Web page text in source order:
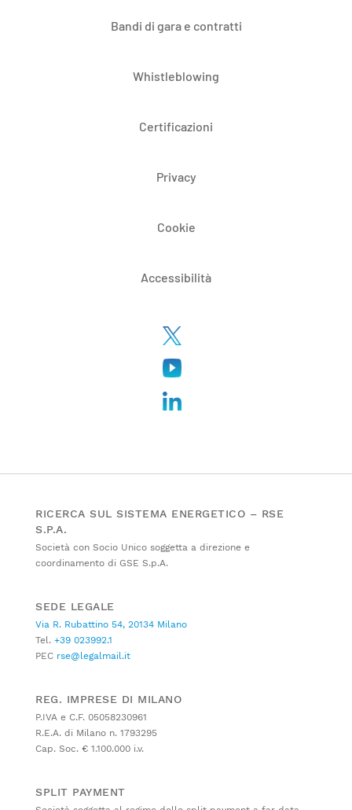
Bandi di gara e contratti
Whistleblowing
Certificazioni
Privacy
Cookie
Accessibilità
RICERCA SUL SISTEMA ENERGETICO – RSE
S.P.A.
Società con Socio Unico soggetta a direzione e
coordinamento di GSE S.p.A.
SEDE LEGALE
Via R. Rubattino 54, 20134 Milano
Tel. +39 023992.1
PEC rse@legalmail.it
REG. IMPRESE DI MILANO
P.IVA e C.F. 05058230961
R.E.A. di Milano n. 1793295
Cap. Soc. € 1.100.000 i.v.
SPLIT PAYMENT